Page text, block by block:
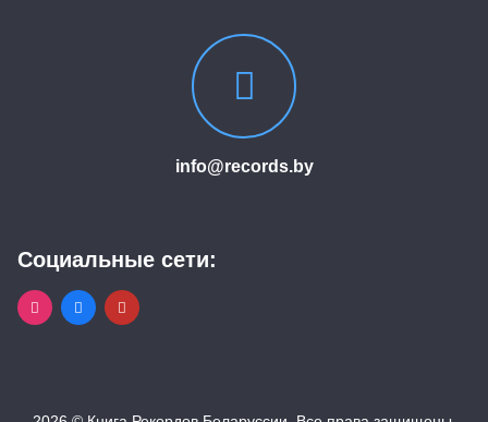
info@records.by
Социальные сети: